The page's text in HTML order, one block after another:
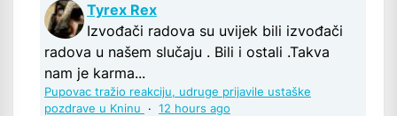
Tyrex Rex
Izvođači radova su uvijek bili izvođači
radova u našem slučaju . Bili i ostali .Takva
nam je karma...
Pupovac tražio reakciju, udruge prijavile ustaške
pozdrave u Kninu
· 12 hours ago